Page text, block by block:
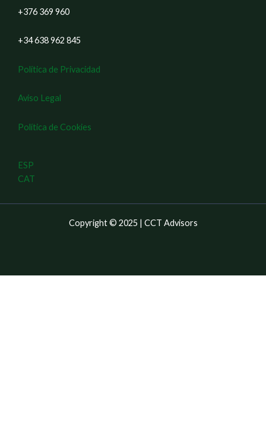
+376 369 960
+34 638 962 845
Política de Privacidad
Aviso Legal
Política de Cookies
ESP
CAT
Copyright © 2025 | CCT Advisors